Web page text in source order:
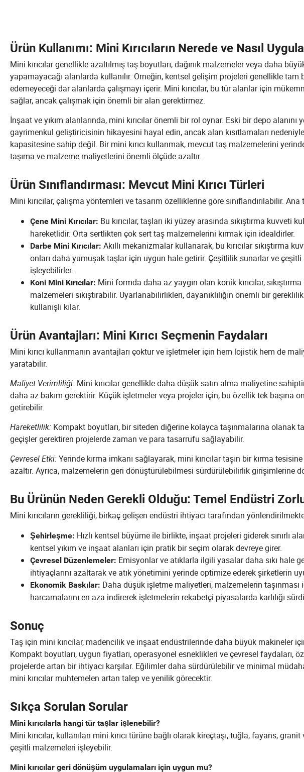
Ürün Kullanımı: Mini Kırıcıların Nerede ve Nasıl
Mini kırıcılar genellikle azaltılmış taş boyutları, dağınık malzemeler veya daha
yapamayacağı alanlarda kullanılır. Örneğin, kentsel gelişim projeleri genellikle
edemeyeceği dar alanlarda çalışmayı içerir. Mini kırıcılar, bu tür alanlar için
sağlar, ancak çalışmak için önemli bir alan gerektirmez.
İnşaat ve yıkım alanlarında, mini kırıcılar önemli bir rol oynar. Eski bir depo
gayrimenkul geliştiricisinin hikayesini hayal edin, ancak alan kısıtlamaları
kapasitesine sahip değil. Bir mini kırıcı kullanmak, mevcut taş malzemelerini
taşıma ve malzeme maliyetlerini önemli ölçüde azaltır.
Ürün Sınıflandırması: Mevcut Mini Kırıcı Türleri
Mini kırıcılar, çalışma yöntemleri ve tasarım özelliklerine göre sınıflandırılabilir. Ana
Çene Mini Kırıcılar: Bu kırıcılar, taşları iki yüzey arasında sıkıştırma kuvveti
hareketlidir. Orta sertlikten çok sert taş malzemelerini kırmak için idealdirler.
Darbe Mini Kırıcılar: Akıllı mekanizmalar kullanarak, bu kırıcılar sıkıştırma
onları daha yumuşak taşlar için uygun hale getirir. Çeşitlilik sunarlar ve
işleyebilirler.
Koni Mini Kırıcılar: Mini formda daha az yaygın olan konik kırıcılar,
malzemeleri sıkıştırabilir. Uyarlanabilirlikleri, dayanıklılığın önemli bir
kullanışlı kılar.
Ürün Avantajları: Mini Kırıcı Seçmenin Faydaları
Mini kırıcı kullanmanın avantajları çoktur ve işletmeler için hem lojistik hem de
yaratabilir.
Maliyet Verimliliği: Mini kırıcılar genellikle daha düşük satın alma maliyetine
daha az bakım gerektirir. Küçük işletmeler veya projeler için, bu özellik tek başına
getirebilir.
Hareketlilik: Kompakt boyutları, bir siteden diğerine kolayca taşınmalarına olanak
geçişler gerektiren projelerde zaman ve para tasarrufu sağlayabilir.
Çevresel Etki:Yerinde kırma imkanı sağlayarak, mini kırıcılar taşın bir kırma
azaltır. Ayrıca, malzemelerin geri dönüştürülebilmesi sürdürülebilirlik girişimlerine
Bu Ürünün Neden Gerekli Olduğu: Temel Endüstri
Mini kırıcıların gerekliliği, birkaç gelişen endüstri ihtiyacı tarafından
Şehirleşme: Hızlı kentsel büyüme ile birlikte, inşaat projeleri giderek sınırlı
kentsel yıkım ve inşaat alanları için pratik bir seçim olarak devreye girer.
Çevresel Düzenlemeler: Emisyonlar ve atıklarla ilgili yasalar daha sıkı hale
ihtiyaçlarını azaltarak ve atık yönetimini yerinde optimize ederek şirketlerin
Ekonomik Baskılar: Daha düşük işletme maliyetleri, malzemelerin taşınması
harcamalarını en aza indirerek işletmelerin rekabetçi piyasalarda karlılığı
Sonuç
Taş için mini kırıcılar, madencilik ve inşaat endüstrilerinde daha büyük makineler
Kompakt boyutları, uygun fiyatları, operasyonel esneklikleri ve çevresel faydaları,
projelerde artan bir ihtiyacı karşılar. Eğilimler daha sürdürülebilir ve minimal
mini kırıcılar muhtemelen artan talep ve yenilik görecektir.
Sıkça Sorulan Sorular
Mini kırıcılarla hangi tür taşlar işlenebilir?
Mini kırıcılar, kullanılan mini kırıcı türüne bağlı olarak kireçtaşı, tuğla, fayans,
çeşitli malzemeleri işleyebilir.
Mini kırıcılar geri dönüşüm uygulamaları için uygun mu?